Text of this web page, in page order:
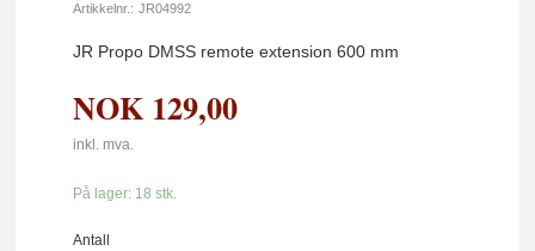
Artikkelnr.: JR04992
JR Propo DMSS remote extension 600 mm
NOK 129,00
inkl. mva.
På lager: 18 stk.
Antall